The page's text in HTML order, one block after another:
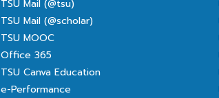
TSU Mail (@tsu)
TSU Mail (@scholar)
TSU MOOC
Office 365
TSU Canva Education
e-Performance